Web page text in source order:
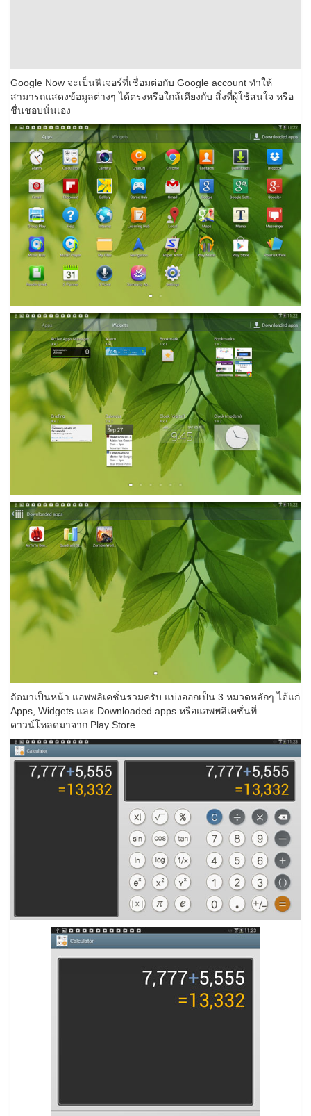
Google Now จะเป็นฟีเจอร์ที่เชื่อมต่อกับ Google account ทำให้
สามารถแสดงข้อมูลต่างๆ ได้ตรงหรือใกล้เคียงกับ สิ่งที่ผู้ใช้สนใจ หรือ
ชื่นชอบนั่นเอง
ถัดมาเป็นหน้า แอพพลิเคชั่นรวมครับ แบ่งออกเป็น 3 หมวดหลักๆ ได้แก่
Apps, Widgets และ Downloaded apps หรือแอพพลิเคชั่นที่
ดาวน์โหลดมาจาก Play Store